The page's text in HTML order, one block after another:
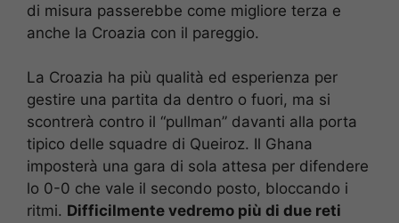
di misura passerebbe come migliore terza e
anche la Croazia con il pareggio.
La Croazia ha più qualità ed esperienza per
gestire una partita da dentro o fuori, ma si
scontrerà contro il “pullman” davanti alla porta
tipico delle squadre di Queiroz. Il Ghana
imposterà una gara di sola attesa per difendere
lo 0-0 che vale il secondo posto, bloccando i
ritmi. Difficilmente vedremo più di due reti